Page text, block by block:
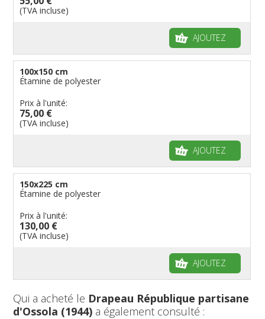
(TVA incluse)
AJOUTEZ
100x150 cm
Étamine de polyester
Prix à l'unité:
75,00 €
(TVA incluse)
AJOUTEZ
150x225 cm
Étamine de polyester
Prix à l'unité:
130,00 €
(TVA incluse)
AJOUTEZ
Qui a acheté le Drapeau République partisane
d'Ossola (1944) a également consulté :